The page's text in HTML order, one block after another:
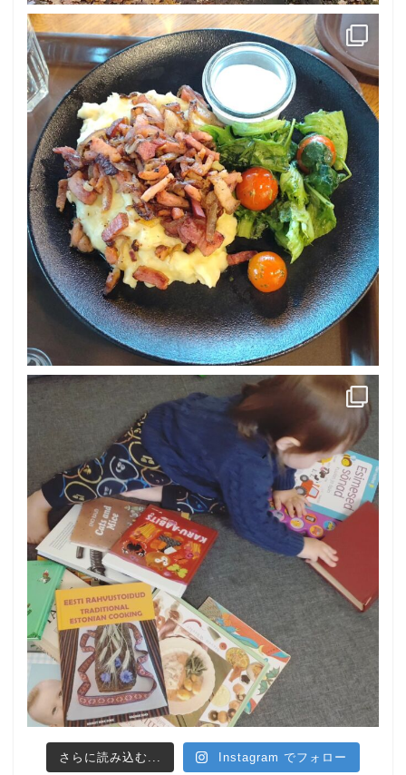
さらに読み込む... Instagram でフォロー